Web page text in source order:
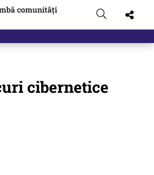
comunități
cibernetice